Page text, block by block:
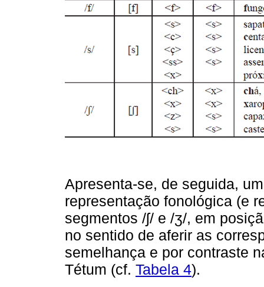
Apresenta-se, de seguida,
representação fonológica (e
segmentos /ʃ/ e /ʒ/, em
no sentido de aferir as
semelhança e por contraste
Tétum (cf. Tabela 4).